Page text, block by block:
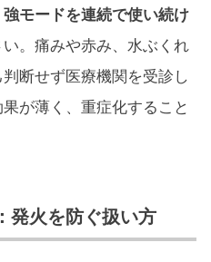
モードを連続で使い続け
。痛みや赤み、水ぶくれ
断せず医療機関を受診し
が薄く、重症化すること
発火を防ぐ扱い方